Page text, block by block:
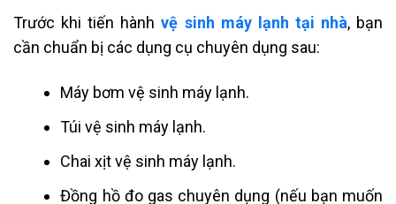
Trước khi tiến hànhvệ sinh máy lạnh tại nhà, bạn
cần chuẩn bị các dụng cụ chuyên dụng sau:
Máy bơm vệ sinh máy lạnh.
Túi vệ sinh máy lạnh.
Chai xịt vệ sinh máy lạnh.
Đồng hồ đo gas chuyên dụng (nếu bạn muốn